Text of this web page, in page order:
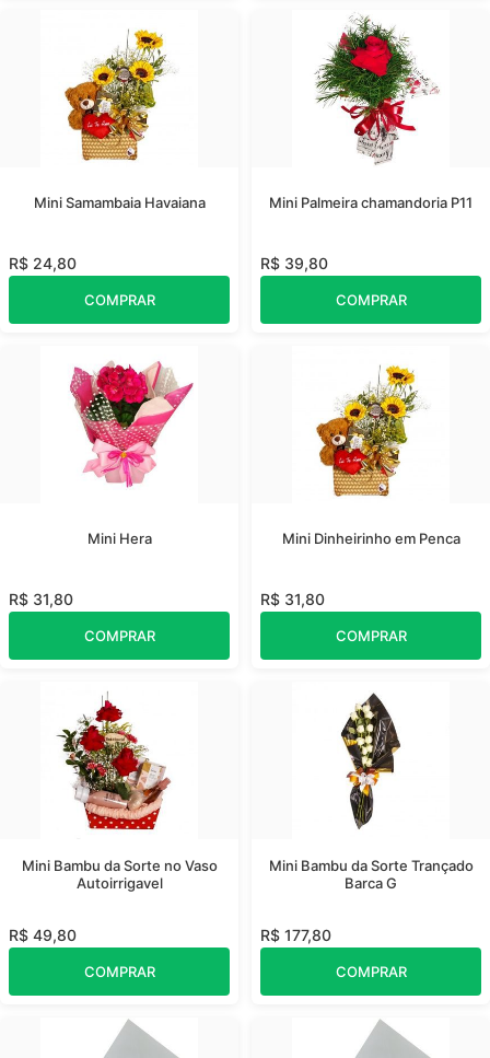
Mini Samambaia Havaiana
R$ 24,80
COMPRAR
Mini Palmeira chamandoria P11
R$ 39,80
COMPRAR
Mini Hera
R$ 31,80
COMPRAR
Mini Dinheirinho em Penca
R$ 31,80
COMPRAR
Mini Bambu da Sorte no Vaso
Autoirrigavel
R$ 49,80
COMPRAR
Mini Bambu da Sorte Trançado
Barca G
R$ 177,80
COMPRAR